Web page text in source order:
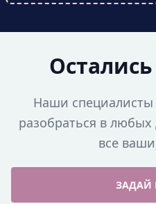
Наши
разобраться в любых
все
ЗАДАЙ